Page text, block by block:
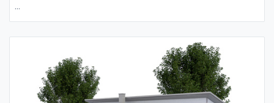
med en liggande, slätspontad träpanel och ett pulpettak som
bidrar till den populära designen. Invändigt har huset en öppen
planlösning med många stora och ljusinsläppande
fönsterpartier som skapar ett härligt samspel med altan och
trädgård. Huset innehåller också två stycken badrum. Ena
badrummet har såväl hörnbadkar som duschhörna. Huset har